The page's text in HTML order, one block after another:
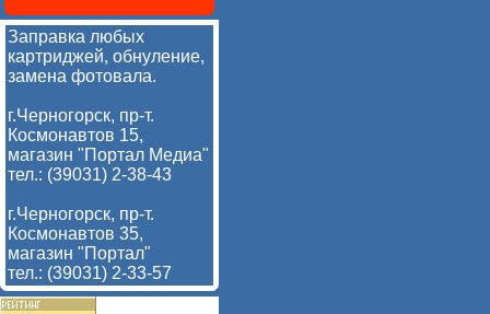
Заправка любых
картриджей, обнуление,
замена фотовала.
г.Черногорск, пр-т.
Космонавтов 15,
магазин "Портал Медиа"
тел.: (39031) 2-38-43
г.Черногорск, пр-т.
Космонавтов 35,
магазин "Портал"
тел.: (39031) 2-33-57